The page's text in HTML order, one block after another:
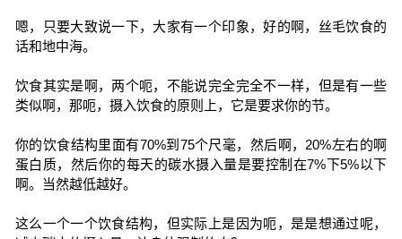
嗯，只要大致说一下，大家有一个印象，好的啊，丝毛饮食的
话和地中海。
饮食其实是啊，两个呃，不能说完全完全不一样，但是有一些
类似啊，那呃，摄入饮食的原则上，它是要求你的节。
你的饮食结构里面有70%到75个尺毫，然后啊，20%左右的啊
蛋白质，然后你的每天的碳水摄入量是要控制在7%下5%以下
啊。当然越低越好。
这么一个一个饮食结构，但实际上是因为呃，是是想通过呢，